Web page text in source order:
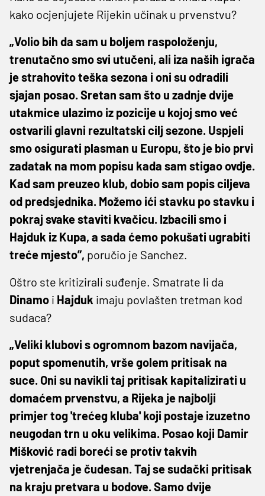
kako ocjenjujete Rijekin učinak u prvenstvu?
„Volio bih da sam u boljem raspoloženju,
trenutačno smo svi utučeni, ali iza naših igrača
je strahovito teška sezona i oni su odradili
sjajan posao. Sretan sam što u zadnje dvije
utakmice ulazimo iz pozicije u kojoj smo već
ostvarili glavni rezultatski cilj sezone. Uspjeli
smo osigurati plasman u Europu, što je bio prvi
zadatak na mom popisu kada sam stigao ovdje.
Kad sam preuzeo klub, dobio sam popis ciljeva
od predsjednika. Možemo ići stavku po stavku i
pokraj svake staviti kvačicu. Izbacili smo i
Hajduk iz Kupa, a sada ćemo pokušati ugrabiti
treće mjesto”, poručio je Sanchez.
Oštro ste kritizirali suđenje. Smatrate li da
Dinamo i Hajduk imaju povlašten tretman kod
sudaca?
„Veliki klubovi s ogromnom bazom navijača,
poput spomenutih, vrše golem pritisak na
suce. Oni su navikli taj pritisak kapitalizirati u
domaćem prvenstvu, a Rijeka je najbolji
primjer tog 'trećeg kluba' koji postaje izuzetno
neugodan trn u oku velikima. Posao koji Damir
Mišković radi boreći se protiv takvih
vjetrenjača je čudesan. Taj se sudački pritisak
na kraju pretvara u bodove. Samo dvije